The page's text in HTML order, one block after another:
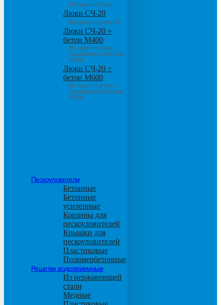
Из серого чугуна
Люки СЧ-20
Из серого чугуна 20
Люки СЧ-20 +
бетон М400
Из серого чугуна с
основанием из бетона
М400
Люки СЧ-20 +
бетон М600
Из серого чугуна с
основанием из бетона
М600
Пескоуловители
Бетонные
Бетонные
усиленные
Корзины для
пескоуловителей
Крышки для
пескоуловителей
Пластиковые
Полимербетонные
Решетки водоприемные
Из нержавеющей
стали
Медные